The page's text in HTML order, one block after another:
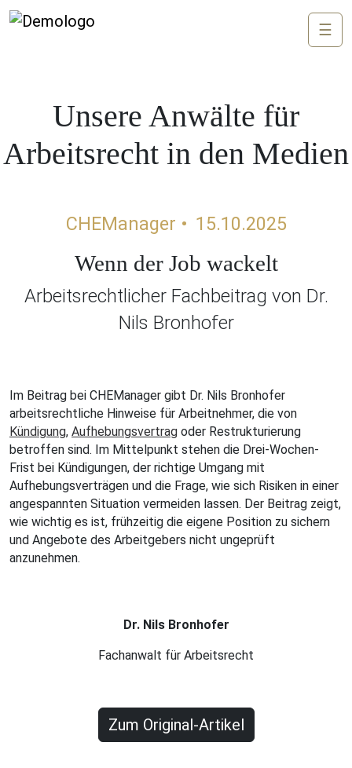
☰
Unsere Anwälte für
Arbeitsrecht in den Medien
CHEManager • 15.10.2025
Wenn der Job wackelt
Arbeitsrechtlicher Fachbeitrag von Dr.
Nils Bronhofer
Im Beitrag bei CHEManager gibt Dr. Nils Bronhofer
arbeitsrechtliche Hinweise für Arbeitnehmer, die von
Kündigung, Aufhebungsvertrag oder Restrukturierung
betroffen sind. Im Mittelpunkt stehen die Drei-Wochen-
Frist bei Kündigungen, der richtige Umgang mit
Aufhebungsverträgen und die Frage, wie sich Risiken in einer
angespannten Situation vermeiden lassen. Der Beitrag zeigt,
wie wichtig es ist, frühzeitig die eigene Position zu sichern
und Angebote des Arbeitgebers nicht ungeprüft
anzunehmen.
Dr. Nils Bronhofer
Fachanwalt für Arbeitsrecht
Zum Original-Artikel